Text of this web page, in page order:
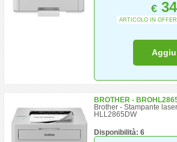
€
ARTICOLO IN
BROTHER -
Brother - Stampante
HLL2865DW
Disponibilità: 6